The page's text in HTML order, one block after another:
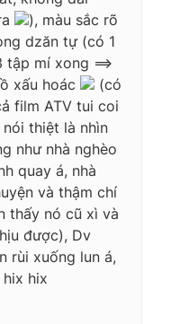
), màu sắc rõ
dzăn tự (có 1
mí xong ==>
xấu hoác
(có
film ATV tui coi
thiệt là nhìn
như nhà nghèo
quay á, nhà
và thậm chí
thấy nó cũ xì và
được), Dv
rùi xuống lun á,
hix